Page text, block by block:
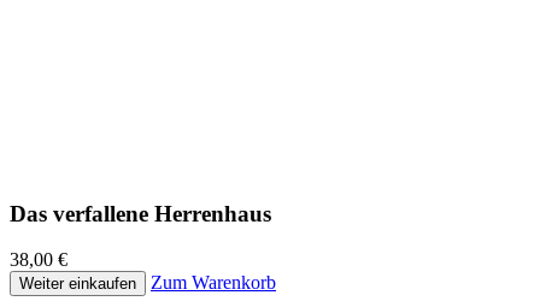
Das verfallene Herrenhaus
38,00 €
Weiter einkaufen Zum Warenkorb